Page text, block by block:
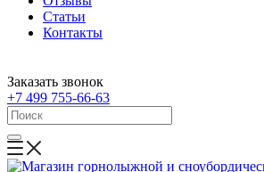
Статьи
Контакты
Заказать звонок
+7 499 755-66-63